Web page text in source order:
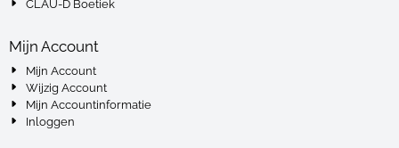
CLAU-D Boetiek
Mijn Account
Mijn Account
Wijzig Account
Mijn Accountinformatie
Inloggen